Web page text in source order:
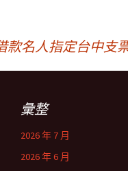
款名人指定台中支
彙整
2026 年 7 月
2026 年 6 月